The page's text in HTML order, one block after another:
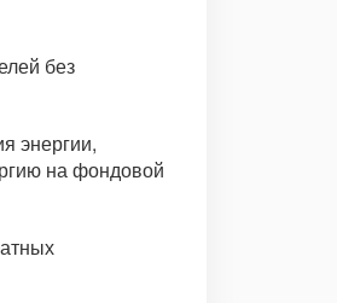
без
энергии,
на фондовой